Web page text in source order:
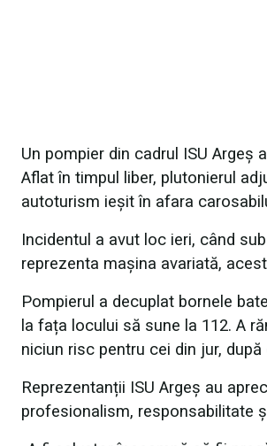
Un pompier din cadrul ISU
Aflat în timpul liber, plutonierul
autoturism ieșit în afara
Incidentul a avut loc ieri, când
reprezenta mașina avariată,
Pompierul a decuplat bornele
la fața locului să sune la 112. A
niciun risc pentru cei din jur,
Reprezentanții ISU Argeș au
profesionalism, responsabilitate